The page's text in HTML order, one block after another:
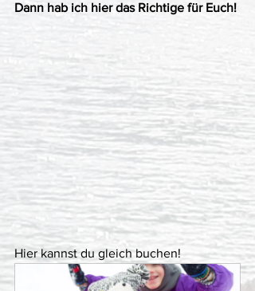
Dann hab ich hier das Richtige für Euch!
Hier kannst du gleich buchen!